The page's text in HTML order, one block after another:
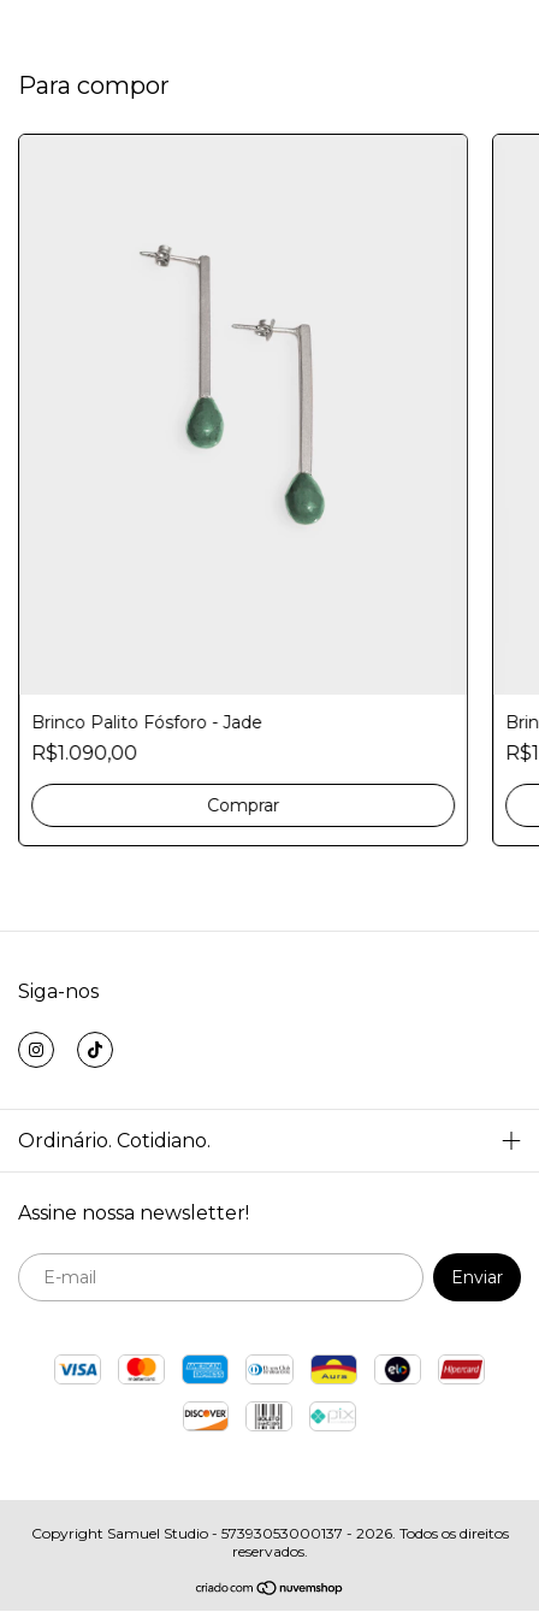
Para compor
Brinco Palito Fósforo - Jade
R$1.090,00
Comprar
Siga-nos
Ordinário. Cotidiano.
Assine nossa newsletter!
Copyright Samuel Studio - 57393053000137 - 2026. Todos os direitos
reservados.